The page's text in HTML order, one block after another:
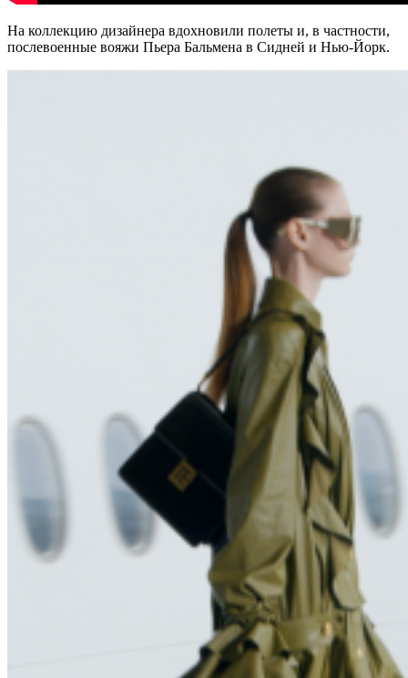
На коллекцию дизайнера вдохновили полеты и, в частности,
послевоенные вояжи Пьера Бальмена в Сидней и Нью-Йорк.